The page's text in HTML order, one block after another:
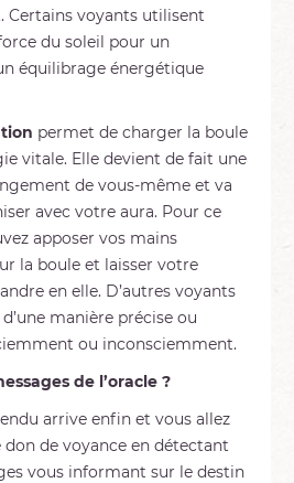
Certains voyants utilisent
du soleil pour un
équilibrage énergétique
permet de charger la boule
vitale. Elle devient de fait une
de vous-même et va
avec votre aura. Pour ce
apposer vos mains
la boule et laisser votre
en elle. D’autres voyants
manière précise ou
ou inconsciemment.
de l’oracle ?
arrive enfin et vous allez
de voyance en détectant
vous informant sur le destin